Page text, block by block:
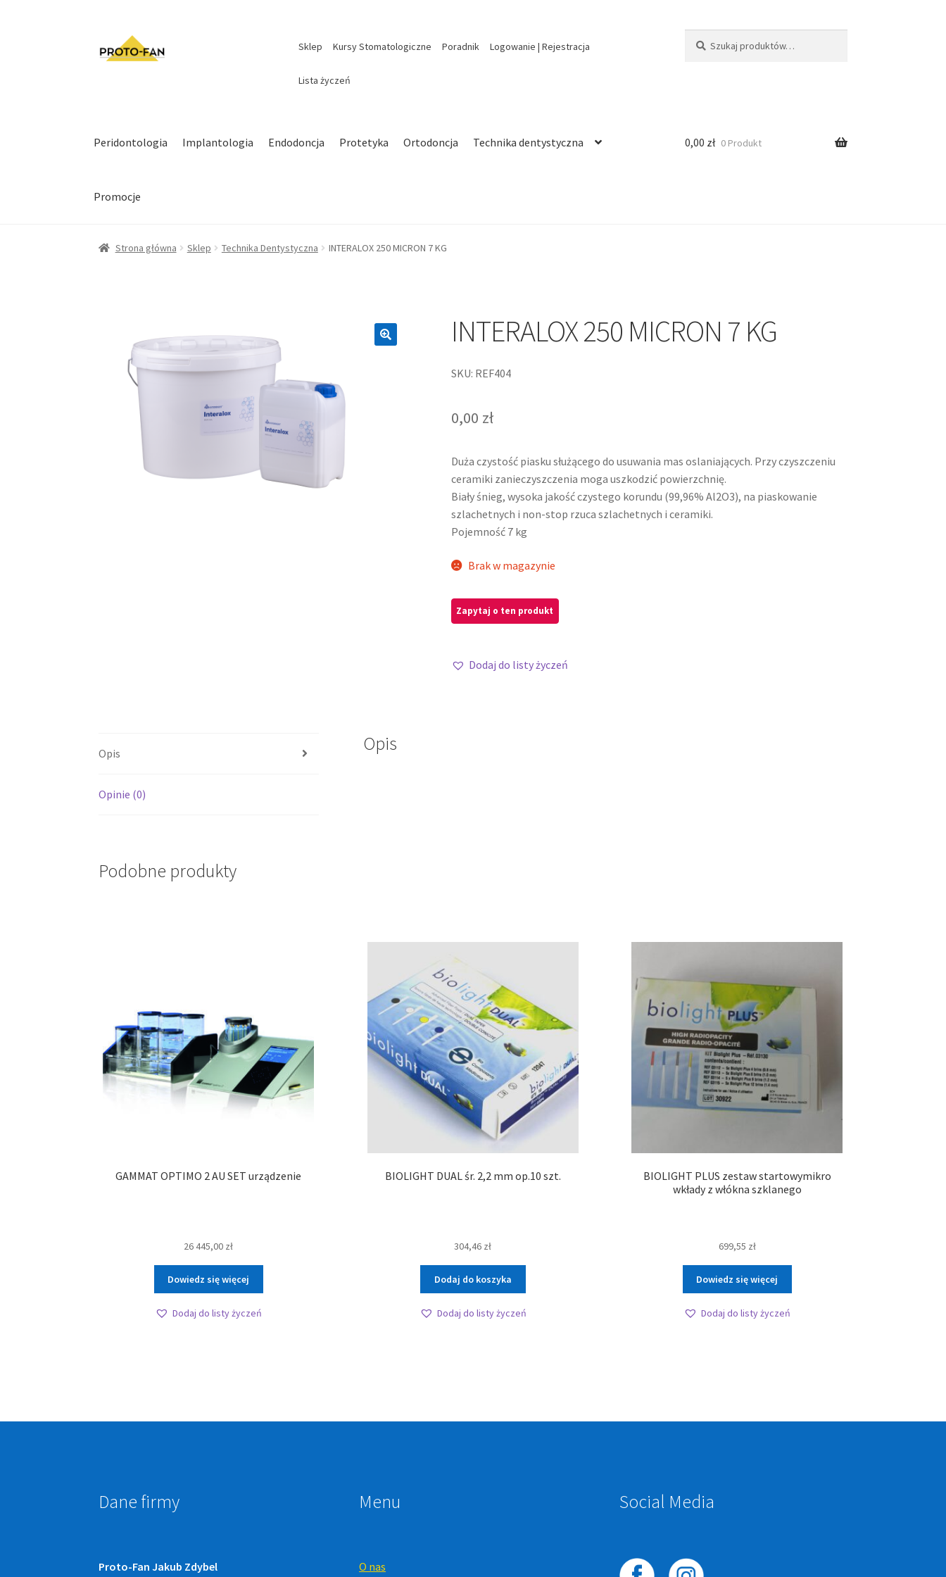
Sklep Kursy Stomatologiczne Poradnik Logowanie | Rejestracja
Lista życzeń
Peridontologia Implantologia Endodoncja Protetyka Ortodoncja Technika dentystyczna
Promocje
0,00 zł 0 Produkt
Strona główna Sklep Technika Dentystyczna INTERALOX 250 MICRON 7 KG
INTERALOX 250 MICRON 7 KG
SKU: REF404
0,00 zł
Duża czystość piasku służącego do usuwania mas oslaniających. Przy czyszczeniu
ceramiki zanieczyszczenia moga uszkodzić powierzchnię.
Biały śnieg, wysoka jakość czystego korundu (99,96% Al2O3), na piaskowanie
szlachetnych i non-stop rzuca szlachetnych i ceramiki.
Pojemność 7 kg
Brak w magazynie
Dodaj do listy życzeń
Opis
Opinie (0)
Opis
Podobne produkty
GAMMAT OPTIMO 2 AU SET urządzenie
26 445,00 zł
Dowiedz się więcej
Dodaj do listy życzeń
BIOLIGHT DUAL śr. 2,2 mm op.10 szt.
304,46 zł
Dodaj do koszyka
Dodaj do listy życzeń
BIOLIGHT PLUS zestaw startowymikro
wkłady z włókna szklanego
699,55 zł
Dowiedz się więcej
Dodaj do listy życzeń
Dane firmy
Proto-Fan Jakub Zdybel
Menu
O nas
Social Media